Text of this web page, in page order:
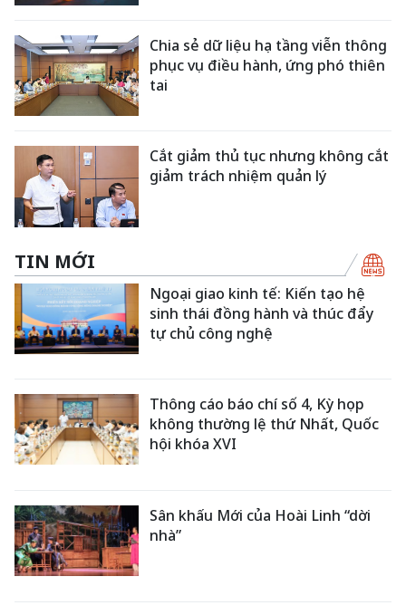
Chia sẻ dữ liệu hạ tầng viễn thông
phục vụ điều hành, ứng phó thiên
tai
Cắt giảm thủ tục nhưng không cắt
giảm trách nhiệm quản lý
TIN MỚI
Ngoại giao kinh tế: Kiến tạo hệ
sinh thái đồng hành và thúc đẩy
tự chủ công nghệ
Thông cáo báo chí số 4, Kỳ họp
không thường lệ thứ Nhất, Quốc
hội khóa XVI
Sân khấu Mới của Hoài Linh “dời
nhà”